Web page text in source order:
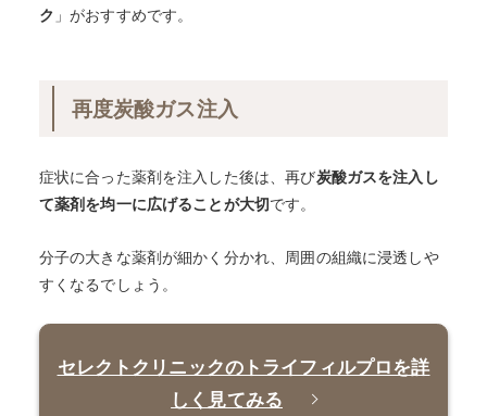
ク 」がおすすめです。
再度炭酸ガス注入
症状に合った薬剤を注入した後は、再び炭酸ガスを注入し
て薬剤を均一に広げることが大切です。
分子の大きな薬剤が細かく分かれ、周囲の組織に浸透しや
すくなるでしょう。
セレクトクリニックのトライフィルプロを詳
しく見てみる